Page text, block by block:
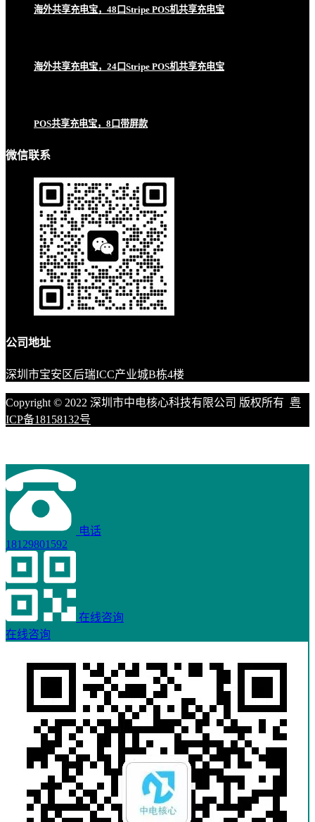
海外共享充电宝，48口Stripe POS机共享充电宝
海外共享充电宝，24口Stripe POS机共享充电宝
POS共享充电宝，8口带屏款
微信联系
公司地址
深圳市宝安区后瑞ICC产业城B栋4楼
Copyright © 2022 深圳市中电核心科技有限公司 版权所有 粤
ICP备18158132号
电话
18129801592
在线咨询
在线咨询